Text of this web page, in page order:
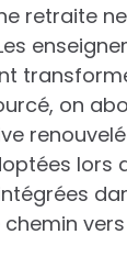
retraite
on
lors